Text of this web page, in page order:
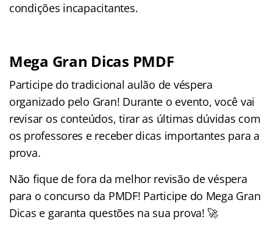
condições incapacitantes.
Mega Gran Dicas PMDF
Participe do tradicional aulão de véspera
organizado pelo Gran! Durante o evento, você vai
revisar os conteúdos, tirar as últimas dúvidas com
os professores e receber dicas importantes para a
prova.
Não fique de fora da melhor revisão de véspera
para o concurso da PMDF! Participe do Mega Gran
Dicas e garanta questões na sua prova! 🚀